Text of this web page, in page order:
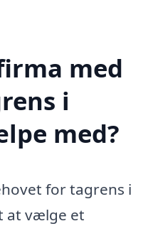
med
i
med?
for tagrens i
at vælge et